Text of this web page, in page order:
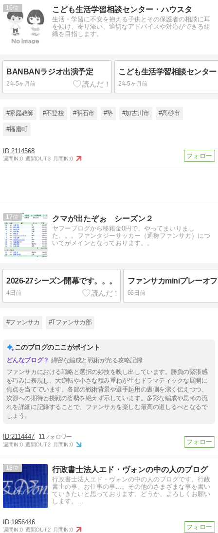
16 こども生活学習相談センター・ハウスタ
生活・学習に不安を抱える子供とその保護者の相談に耳
を傾け、寄り添い、適切なアドバイスや対応ができる組
織を目指します。
BANBANラジオ出演予定
2年5ヶ月前 2年5ヶ月前
#家庭教師 #不登校 #明石市 #塾 #加古川市 #高砂市
#播磨町
2114568
週間IN:0 週間OUT:3 月間IN:0
17 クマが出たぞぉ シーズン２
ヤフーブログから移籍金0円で、やってまいりまし
た。。。ファンタジーサッカー（通称ファンサカ）につ
いてがメインとなっております。。
2026-27シーズン開幕です。。。
4日前 66日前
#ファンサカ #Tファンサカ部
このブログのここがポイント
綿密な編成と戦術が光る攻略記録
ファンサカにおける戦略と選択の妙技を映し出しています。勝負の緊張感
を巧みに表現し、大逆転や小さな積み重ねが生むドラマティックな展開に
焦点を当てています。各節の戦術背景や選手起用の裏側を潔く伝えつつ、
次節への期待と挑戦の姿勢を絶えず示しています。多彩な編成や思考の流
れを詳細に記録することで、ファンサカを楽しむ最高の道しるべとなるで
しょう。
2114447 11
週間IN:0 週間OUT:2 月間IN:0
18 行政書士法人エド・ヴォンの中の人のブログ
行政書士法人エド・ヴォンの中の人のブログです。行政
書士の事、お仕事の事…。その他のさまざまな事を書い
ていきたいと思っております。どうか、よろしくお願い
します。…
1956446
週間IN:0 週間OUT:2 月間IN:0